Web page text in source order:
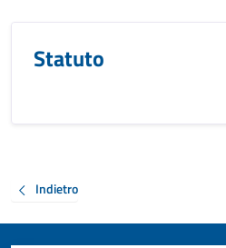
Statuto
Indietro